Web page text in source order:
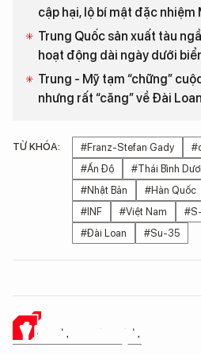
cập hại, lộ bí mật đặc nhiệm
Trung Quốc sản xuất tàu
hoạt động dài ngày dưới
Trung - Mỹ tạm “chững”
nhưng rất “căng” về Đài Loan
TỪ KHÓA: #Franz-Stefan Gady
#Ấn Độ
#Thái Bình
#Nhật Bản
#Hàn Quốc
#INF
#Việt Nam
#Đài Loan
#Su-35
Ý KIẾN CỦA BẠN